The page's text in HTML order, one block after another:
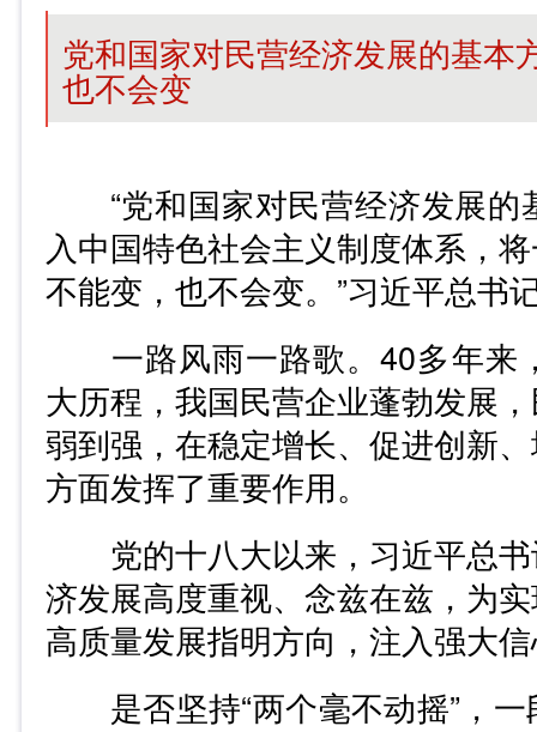
党和国家对民营经济发展的基本
也不会变
“党和国家对民营经济发展的
入中国特色社会主义制度体系，
不能变，也不会变。”习近平总书
一路风雨一路歌。40多年来
大历程，我国民营企业蓬勃发展
弱到强，在稳定增长、促进创新
方面发挥了重要作用。
党的十八大以来，习近平总书
济发展高度重视、念兹在兹，为
高质量发展指明方向，注入强大
是否坚持“两个毫不动摇”，一